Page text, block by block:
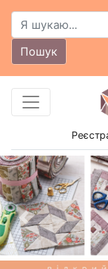
Пошук